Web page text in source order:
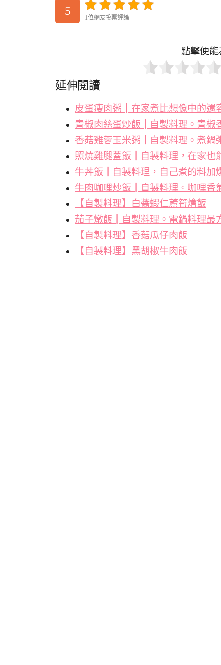
5
1位網友投票評論
點擊便能
延伸閱讀
皮蛋瘦肉粥┃在家煮比想像中的還
青椒肉絲蛋炒飯┃自製料理。青椒
香菇雞蓉玉米粥┃自製料理。煮鍋
照燒雞腿蓋飯┃自製料理，在家也
牛丼飯┃自製料理，自己煮的料加
牛肉咖哩炒飯┃自製料理。咖哩香
【自製料理】白醬蝦仁蘆筍燴飯
茄子燉飯┃自製料理。電鍋料理最
【自製料理】香菇瓜仔肉飯
【自製料理】黑胡椒牛肉飯